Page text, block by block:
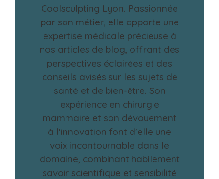
Coolsculpting Lyon. Passionnée
par son métier, elle apporte une
expertise médicale précieuse à
nos articles de blog, offrant des
perspectives éclairées et des
conseils avisés sur les sujets de
santé et de bien-être. Son
expérience en chirurgie
mammaire et son dévouement
à l'innovation font d'elle une
voix incontournable dans le
domaine, combinant habilement
savoir scientifique et sensibilité